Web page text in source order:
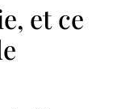
et ce